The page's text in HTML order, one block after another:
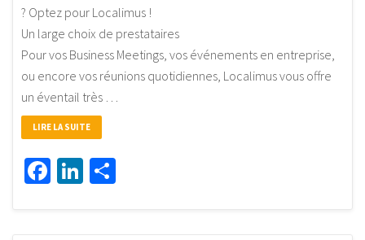
? Optez pour Localimus !
Un large choix de prestataires
Pour vos Business Meetings, vos événements en entreprise,
ou encore vos réunions quotidiennes, Localimus vous offre
un éventail très …
LIRE LA SUITE
Facebook
LinkedIn